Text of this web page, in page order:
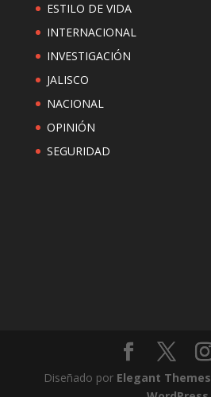
ESTILO DE VIDA
INTERNACIONAL
INVESTIGACIÓN
JALISCO
NACIONAL
OPINIÓN
SEGURIDAD
Diseñado por Elegant Themes